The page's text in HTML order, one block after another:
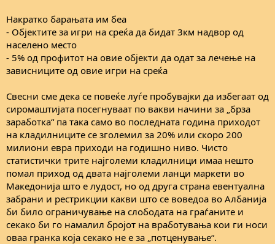
Накратко барањата им беа
- Објектите за игри на среќа да бидат 3км надвор од
населено место
- 5% од профитот на овие објекти да одат за лечење на
зависниците од овие игри на среќа
Свесни сме дека се повеќе луѓе пробувајки да избегаат од
сиромаштијата посегнуваат по вакви начини за „брза
заработка“ па така само во последната година приходот
на кладилниците се зголемил за 20% или скоро 200
милиони евра приходи на годишно ниво. Чисто
статистички трите најголеми кладилници имаа нешто
помал приход од двата најголеми ланци маркети во
Македонија што е лудост, но од друга страна евентуална
забрани и рестрикции какви што се воведоа во Албанија
би било ограничување на слободата на граѓаните и
секако би го намалил бројот на вработувања кои ги носи
оваа гранка која секако не е за „потценување“.